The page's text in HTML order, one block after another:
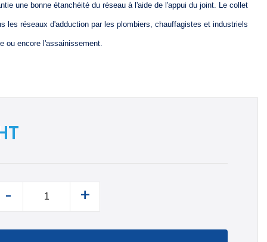
une bonne étanchéité du réseau à l'aide de l'appui du joint. Le collet
les réseaux d'adduction par les plombiers, chauffagistes et industriels
ou encore l'assainissement.
- +